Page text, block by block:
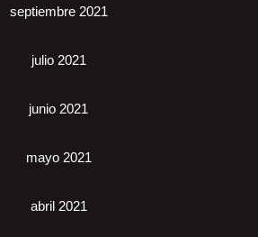
septiembre 2021
julio 2021
junio 2021
mayo 2021
abril 2021